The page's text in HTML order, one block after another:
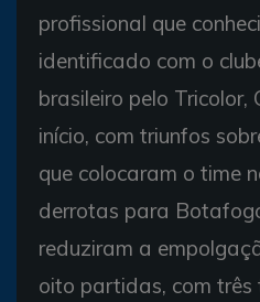
profissional que
identificado com o
brasileiro pelo Tricolor,
início, com triunfos
que colocaram o time
derrotas para
reduziram a
oito partidas, com três